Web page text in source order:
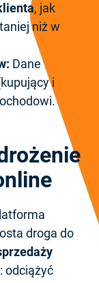
, jak
niż w
Dane
i
droga do
odciążyć